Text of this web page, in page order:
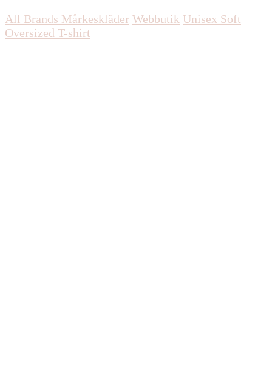
All Brands Mårkeskläder Webbutik Unisex Soft
Oversized T-shirt